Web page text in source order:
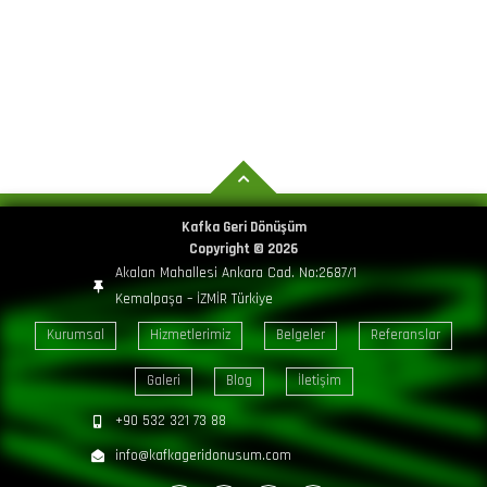
Kafka Geri Dönüşüm
Copyright © 2026
Akalan Mahallesi Ankara Cad. No:2687/1
Kemalpaşa – İZMİR Türkiye
Kurumsal
Hizmetlerimiz Belgeler Referanslar
Galeri Blog İletişim
+90 532 321 73 88
info@kafkageridonusum.com